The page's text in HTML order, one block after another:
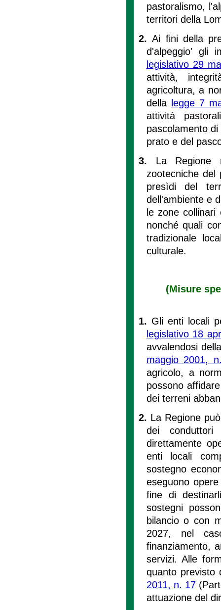
pastoralismo,
territori della
2.Ai fini della
d'alpeggio' gli
legislativo 29
attività,
agricoltura, a
della legge 7
attività
pascolamento
prato e del
3. La Regione
zootecniche del
presìdi del
dell'ambiente e
le zone
nonché quali
tradizionale
culturale.
(Misure
1. Gli enti locali
legislativo 18
avvalendosi
maggio 2001,
agricolo, a
possono
dei terreni
2. La Regione
dei
direttamente
enti locali
sostegno
eseguono
fine di
sostegni
bilancio o con
2027, nel
finanziamento,
servizi. Alle
quanto previsto
2011, n. 17
attuazione del